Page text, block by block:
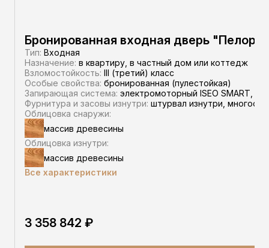
Бронированная входная дверь
Тип: Входная
Назначение: в квартиру, в частный дом или коттедж
Взломостойкость: III (третий) класс
Особые свойства: бронированная (пулестойкая)
Запирающая система: электромоторный ISEO SMART,
Фурнитура и засовы изнутри: штурвал изнутри,
Облицовка снаружи:
массив древесины
Облицовка изнутри:
массив древесины
Все характеристики
3 358 842 ₽